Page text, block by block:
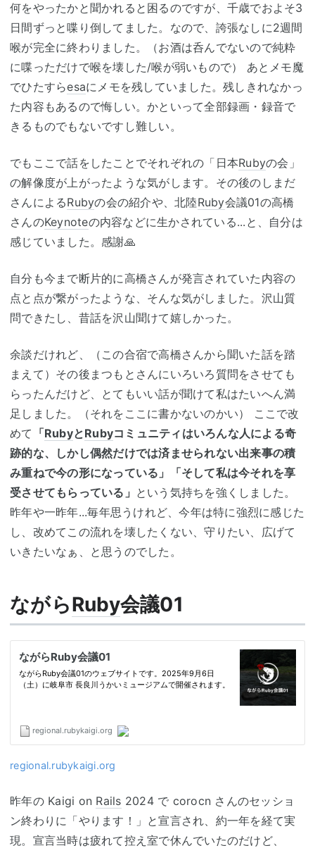
何をやったかと聞かれると困るのですが、千歳でおよそ3
日間ずっと喋り倒してました。なので、誇張なしに2週間
喉が完全に終わりました。（お酒は呑んでないので純粋
に喋っただけで喉を壊した/喉が弱いもので） あとメモ魔
でひたすらesaにメモを残していました。残しきれなかっ
た内容もあるので悔しい。かといって全部録画・録音で
きるものでもないですし難しい。
でもここで話をしたことでそれぞれの「日本Rubyの会」
の解像度が上がったような気がします。その後のしまだ
さんによるRubyの会の紹介や、北陸Ruby会議01の高橋
さんのKeynoteの内容などに生かされている...と、自分は
感じていました。感謝🙏
自分も今まで断片的に高橋さんが発言されていた内容の
点と点が繋がったような、そんな気がしました。沢山質
問できたし、昔話を沢山聞けて嬉しかった。
余談だけれど、（この合宿で高橋さんから聞いた話を踏
まえて）その後まつもとさんにいろいろ質問をさせても
らったんだけど、とてもいい話が聞けて私はたいへん満
足しました。（それをここに書かないのかい） ここで改
めて 「RubyとRubyコミュニティはいろんな人による奇
跡的な、しかし偶然だけでは済ませられない出来事の積
み重ねで今の形になっている」「そして私は今それを享
受させてもらっている」 という気持ちを強くしました。
昨年や一昨年...毎年思うけれど、今年は特に強烈に感じた
し、改めてこの流れを壊したくない、守りたい、広げて
いきたいなぁ、と思うのでした。
ながらRuby会議01
regional.rubykaigi.org
昨年の Kaigi on Rails 2024 で corocn さんのセッショ
ン終わりに「やります！」と宣言され、約一年を経て実
現。宣言当時は疲れて控え室で休んでいたのだけど、